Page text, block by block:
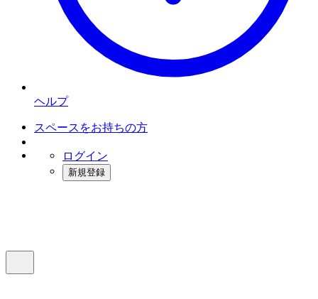
ヘルプ
スペースをお持ちの方
ログイン
新規登録